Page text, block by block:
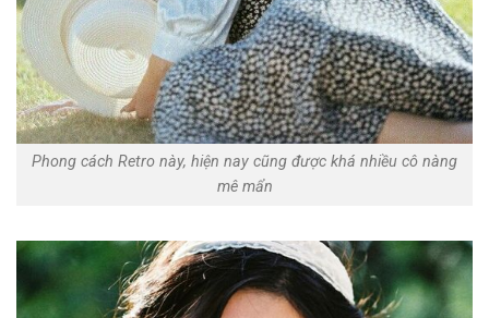
Phong cách Retro này, hiện nay cũng được khá nhiều cô nàng
mê mẩn